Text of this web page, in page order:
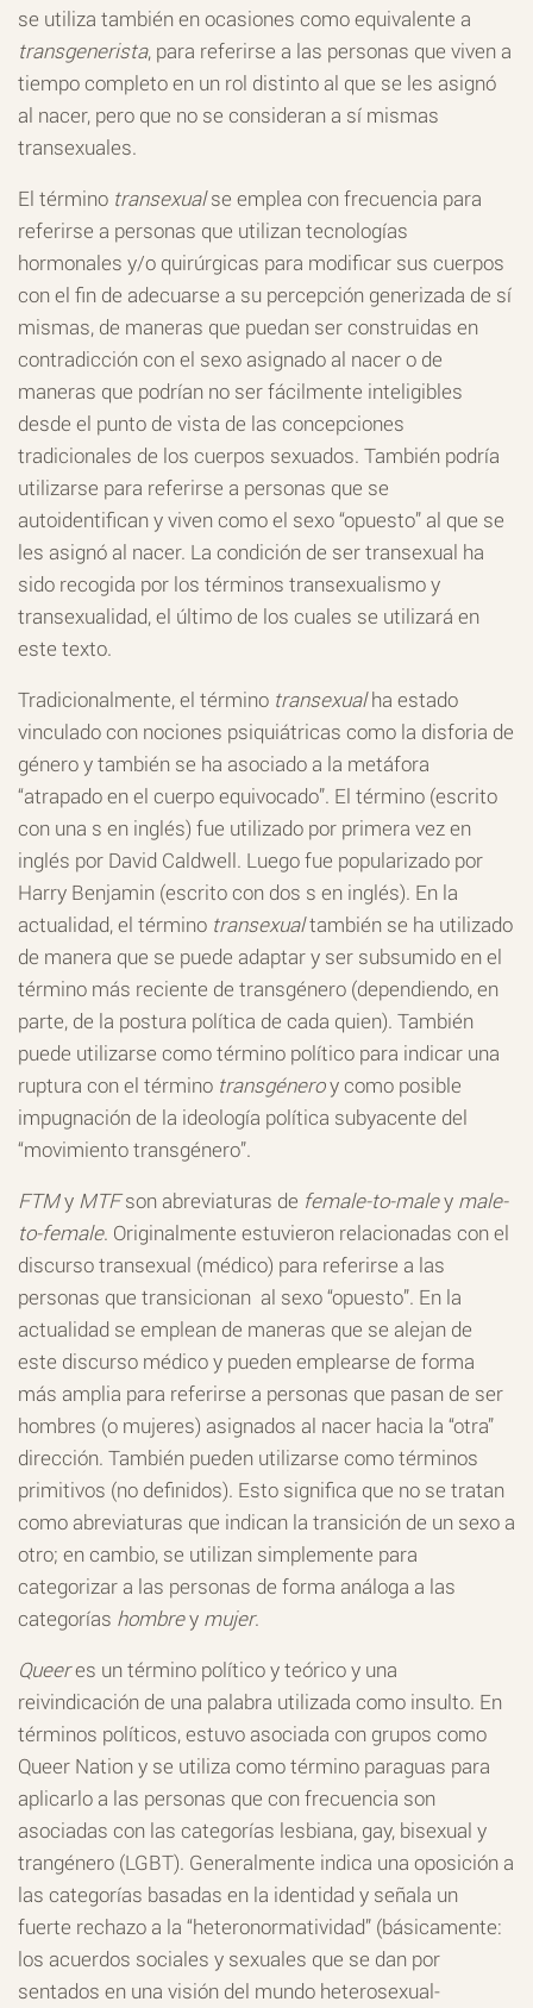
se utiliza también en ocasiones como equivalente a
transgenerista, para referirse a las personas que viven a
tiempo completo en un rol distinto al que se les asignó
al nacer, pero que no se consideran a sí mismas
transexuales.
El término transexualse emplea con frecuencia para
referirse a personas que utilizan tecnologías
hormonales y/o quirúrgicas para modificar sus cuerpos
con el fin de adecuarse a su percepción generizada de sí
mismas, de maneras que puedan ser construidas en
contradicción con el sexo asignado al nacer o de
maneras que podrían no ser fácilmente inteligibles
desde el punto de vista de las concepciones
tradicionales de los cuerpos sexuados. También podría
utilizarse para referirse a personas que se
autoidentifican y viven como el sexo “opuesto” al que se
les asignó al nacer. La condición de ser transexual ha
sido recogida por los términos transexualismo y
transexualidad, el último de los cuales se utilizará en
este texto.
Tradicionalmente, el término transexualha estado
vinculado con nociones psiquiátricas como la disforia de
género y también se ha asociado a la metáfora
“atrapado en el cuerpo equivocado”. El término (escrito
con una s en inglés) fue utilizado por primera vez en
inglés por David Caldwell. Luego fue popularizado por
Harry Benjamin (escrito con dos s en inglés). En la
actualidad, el término transexualtambién se ha utilizado
de manera que se puede adaptar y ser subsumido en el
término más reciente de transgénero (dependiendo, en
parte, de la postura política de cada quien). También
puede utilizarse como término político para indicar una
ruptura con el término transgéneroy como posible
impugnación de la ideología política subyacente del
“movimiento transgénero”.
FTMy MTFson abreviaturas de female-to-maley male-
to-female. Originalmente estuvieron relacionadas con el
discurso transexual (médico) para referirse a las
personas que transicionan al sexo “opuesto”. En la
actualidad se emplean de maneras que se alejan de
este discurso médico y pueden emplearse de forma
más amplia para referirse a personas que pasan de ser
hombres (o mujeres) asignados al nacer hacia la “otra”
dirección. También pueden utilizarse como términos
primitivos (no definidos). Esto significa que no se tratan
como abreviaturas que indican la transición de un sexo a
otro; en cambio, se utilizan simplemente para
categorizar a las personas de forma análoga a las
categorías hombrey mujer.
Queeres un término político y teórico y una
reivindicación de una palabra utilizada como insulto. En
términos políticos, estuvo asociada con grupos como
Queer Nation y se utiliza como término paraguas para
aplicarlo a las personas que con frecuencia son
asociadas con las categorías lesbiana, gay, bisexual y
trangénero (LGBT). Generalmente indica una oposición a
las categorías basadas en la identidad y señala un
fuerte rechazo a la “heteronormatividad” (básicamente:
los acuerdos sociales y sexuales que se dan por
sentados en una visión del mundo heterosexual-